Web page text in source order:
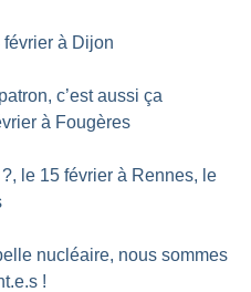
à Dijon
c’est aussi ça
à Fougères
?, le 15 février à Rennes, le
nucléaire, nous sommes
!